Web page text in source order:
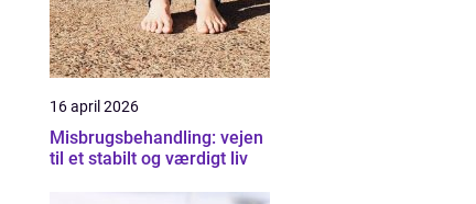
16 april 2026
Misbrugsbehandling: vejen
til et stabilt og værdigt liv